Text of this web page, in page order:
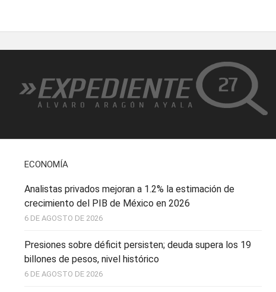
ECONOMÍA
Analistas privados mejoran a 1.2% la estimación de
crecimiento del PIB de México en 2026
6 DE AGOSTO DE 2026
Presiones sobre déficit persisten; deuda supera los 19
billones de pesos, nivel histórico
6 DE AGOSTO DE 2026